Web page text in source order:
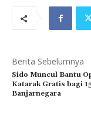
Berita Sebelumnya
Sido Muncul Bantu
Katarak Gratis bagi
Banjarnegara